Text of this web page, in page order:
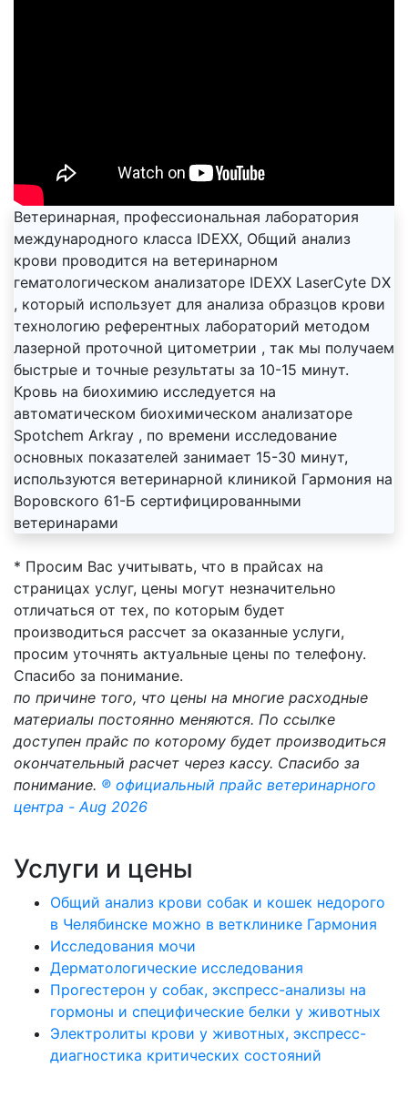
Ветеринарная, профессиональная лаборатория
международного класса IDEXX, Общий анализ
крови проводится на ветеринарном
гематологическом анализаторе IDEXX LaserCyte DX
, который использует для анализа образцов крови
технологию референтных лабораторий методом
лазерной проточной цитометрии , так мы получаем
быстрые и точные результаты за 10-15 минут.
Кровь на биохимию исследуется на
автоматическом биохимическом анализаторе
Spotchem Arkray , по времени исследование
основных показателей занимает 15-30 минут,
используются ветеринарной клиникой Гармония на
Воровского 61-Б сертифицированными
ветеринарами
* Просим Вас учитывать, что в прайсах на
страницах услуг, цены могут незначительно
отличаться от тех, по которым будет
производиться рассчет за оказанные услуги,
просим уточнять актуальные цены по телефону.
Спасибо за понимание.
по причине того, что цены на многие расходные
материалы постоянно меняются. По ссылке
доступен прайс по которому будет производиться
окончательный расчет через кассу. Спасибо за
понимание. ® официальный прайс ветеринарного
центра - Aug 2026
Услуги и цены
Общий анализ крови собак и кошек недорого
в Челябинске можно в ветклинике Гармония
Исследования мочи
Дерматологические исследования
Прогестерон у собак, экспресс-анализы на
гормоны и специфические белки у животных
Электролиты крови у животных, экспресс-
диагностика критических состояний